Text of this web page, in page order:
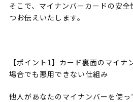
そこで、マイナンバーカードの安
つお伝えいたします。
【ポイント1】カード裏面のマイナ
場合でも悪用できない仕組み
他人があなたのマイナンバーを使